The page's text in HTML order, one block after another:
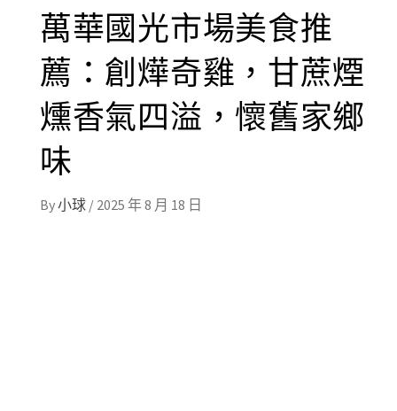
萬華國光市場美食推
薦：創燁奇雞，甘蔗煙
燻香氣四溢，懷舊家鄉
味
By小球 / 2025 年 8 月 18 日